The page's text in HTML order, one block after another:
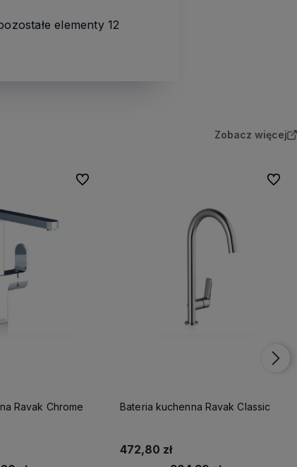
elementy 12
Zobacz więcej
Ravak Chrome
Do ulubionych
Bateria kuchenna Ravak Classic
472,80 zł
Do